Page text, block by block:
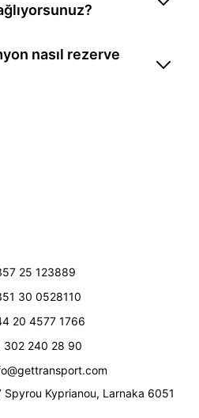
nasıl rezerve
25 123889
30 0528110
20 4577 1766
302 240 28 90
Spyrou Kyprianou, Larnaka 6051